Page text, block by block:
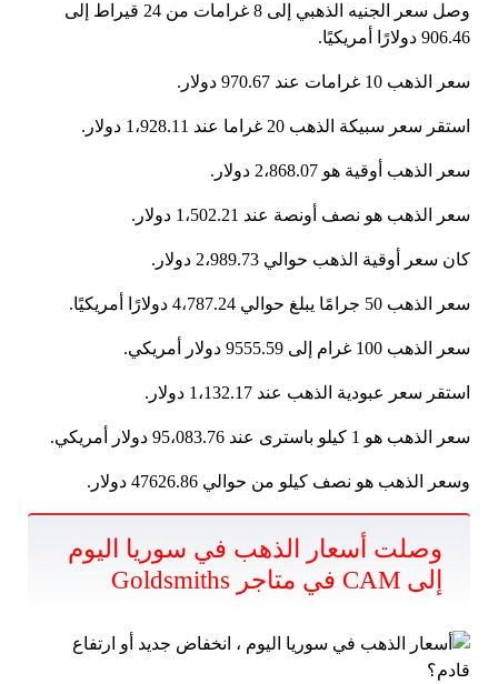
وصل سعر الجنيه الذهبي إلى 8 غرامات من 24 قيراط إلى
906.46 دولارًا أمريكيًا.
سعر الذهب 10 غرامات عند 970.67 دولار.
استقر سعر سبيكة الذهب 20 غراما عند 1،928.11 دولار.
سعر الذهب أوقية هو 2،868.07 دولار.
سعر الذهب هو نصف أونصة عند 1،502.21 دولار.
كان سعر أوقية الذهب حوالي 2،989.73 دولار.
سعر الذهب 50 جرامًا يبلغ حوالي 4،787.24 دولارًا أمريكيًا.
سعر الذهب 100 غرام إلى 9555.59 دولار أمريكي.
استقر سعر عبودية الذهب عند 1،132.17 دولار.
سعر الذهب هو 1 كيلو باسترى عند 95،083.76 دولار أمريكي.
وسعر الذهب هو نصف كيلو من حوالي 47626.86 دولار.
وصلت أسعار الذهب في سوريا اليوم
إلى CAM في متاجر Goldsmiths